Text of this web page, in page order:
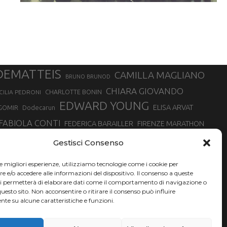
Gestisci Consenso
migliori esperienze, utilizziamo tecnologie come i cookie per
e/o accedere alle informazioni del dispositivo. Il consenso a queste
permetterà di elaborare dati come il comportamento di navigazione o
sito. Non acconsentire o ritirare il consenso può influire
su alcune caratteristiche e funzioni.
BRUNO BRUNOD CAMILLA MAGLIANO
PEDRONI CHARLOTTE BONIN CHIARA GIOVANDO
Dodecarun EDWARD YOUNG ELISA ARVAT
FABIOLA CONTI FEDERICA BARAILLER FIRENZE MARATHON
GIOVANNA EPIS GIULIANO CAVALLO
DI TORINO MARATONINA MARCELLA BELLETTI MARCO OLMO
MONVISO VERTICAL RACE NADIA BATTOCLETTI
BONALDI SILVIA RAMPAZZO